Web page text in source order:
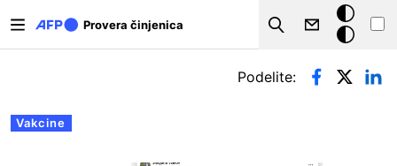
Provera činjenica
Search
Tamna
pozadina
Примарни табови
Vakcine
Podelite: